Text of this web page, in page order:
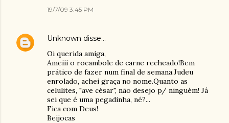
19/7/09 3:45 PM
Unknown disse…
Oi querida amiga,
Ameiii o rocambole de carne recheado!Bem
prático de fazer num final de semana.Judeu
enrolado, achei graça no nome.Quanto as
celulites, "ave césar", não desejo p/ ninguém! Já
sei que é uma pegadinha, né?...
Fica com Deus!
Beijocas